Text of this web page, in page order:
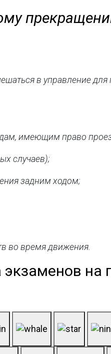
в управление
имеющим право
случаев);
задним ходом;
во время движения.
на